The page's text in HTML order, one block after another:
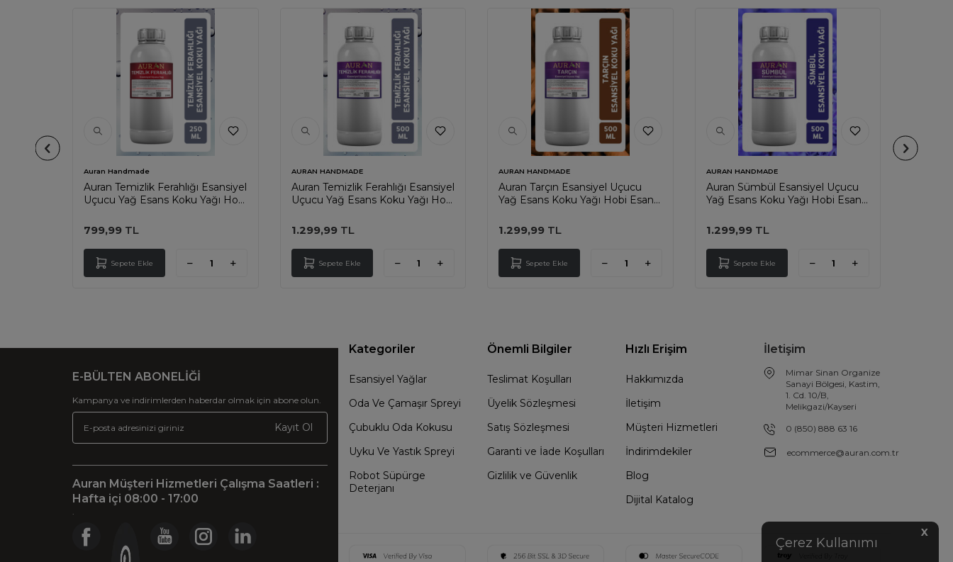
X
Çerez Kullanımı
Auran Handmade
Auran Temizlik Ferahlığı Esansiyel
Uçucu Yağ Esans Koku Yağı Hobi
250ml
799,99 TL
Sepete Ekle
AURAN HANDMADE
Auran Temizlik Ferahlığı Esansiyel
Uçucu Yağ Esans Koku Yağı Hobi
500ml
1.299,99TL
Sepete Ekle
AURAN HANDMADE
Auran Tarçın Esansiyel Uçucu
Yağ Esans Koku Yağı Hobi Esans
1.299,99 TL
Sepete Ekle
AURAN HANDMADE
Auran Sümbül Esansiyel Uçucu
Yağ Esans Koku Yağı Hobi Esans
1.299,99TL
Sepete Ekle
E-BÜLTEN ABONELİĞİ
Kampanya ve indirimlerden haberdar olmak için abone olun.
Kayıt Ol
Auran Müşteri Hizmetleri Çalışma Saatleri :
Hafta içi 08:00 - 17:00
Kategoriler
Esansiyel Yağlar
Oda Ve Çamaşır Spreyi
Çubuklu Oda Kokusu
Uyku Ve Yastık Spreyi
Robot Süpürge
Deterjanı
Önemli Bilgiler
Teslimat Koşulları
Üyelik Sözleşmesi
Satış Sözleşmesi
Garanti ve İade Koşulları
Gizlilik ve Güvenlik
Hızlı Erişim
Hakkımızda
İletişim
Müşteri Hizmetleri
İndirimdekiler
Blog
Dijital Katalog
İletişim
Mimar Sinan Organize
Sanayi Bölgesi, Kastim,
1. Cd. 10/B,
Melikgazi/Kayseri
0 (850) 888 63 16
ecommerce@auran.com.tr